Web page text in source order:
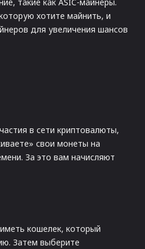
хотите майнить, и
для увеличения шансов
в сети криптовалюты,
свои монеты на
За это вам начисляют
кошелек, который
Затем выберите